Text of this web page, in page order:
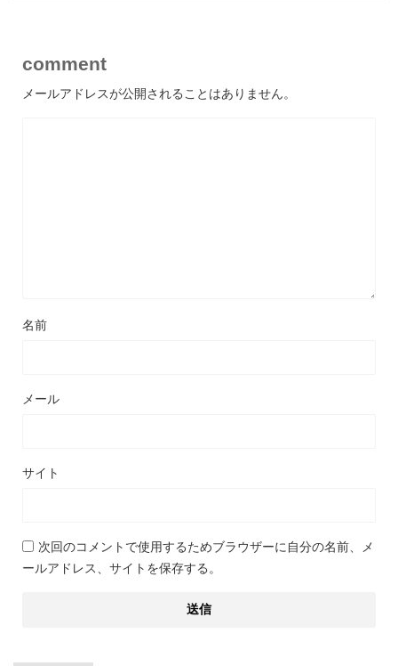
comment
メールアドレスが公開されることはありません。
名前
メール
サイト
次回のコメントで使用するためブラウザーに自分の名前、メ
ールアドレス、サイトを保存する。